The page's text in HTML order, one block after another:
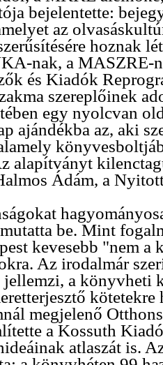
bejelentette:
az
hoznak
nak, a MASZRE-
és Kiadók
szereplőinek
egy nyolcvan
ajándékba az, aki
alapítványt
Ádám, a
be. Mint
kevesebb "nem
Az irodalmár
jellemzi, a könyvheti
kötetekre
megjelenő
a Kossuth
atlaszát is.